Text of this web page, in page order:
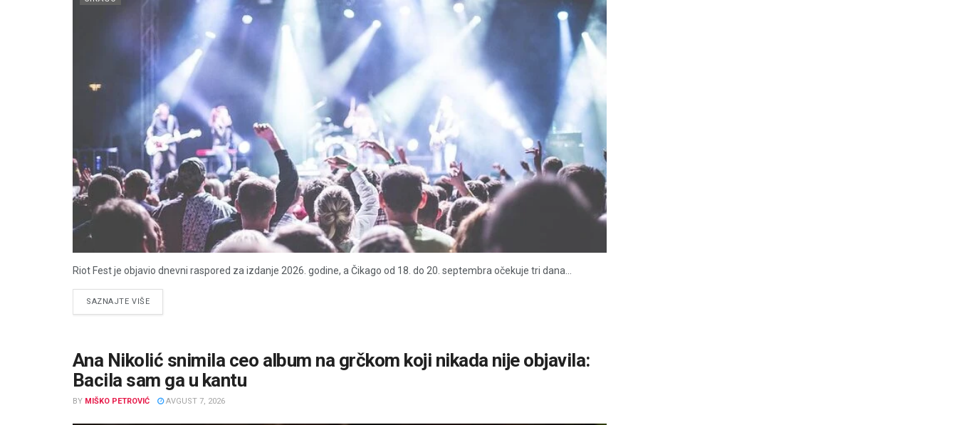
Riot Fest je objavio dnevni raspored za izdanje 2026. godine, a Čikago od 18. do 20. septembra očekuje tri dana...
SAZNAJTE VIŠEDETAILS
Ana Nikolić snimila ceo album na grčkom koji nikada nije objavila:
Bacila sam ga u kantu
BY MIŠKO PETROVIĆ AVGUST 7, 2026